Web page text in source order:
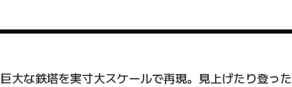
巨大な鉄塔を実寸大スケールで再現。見上げたり登った